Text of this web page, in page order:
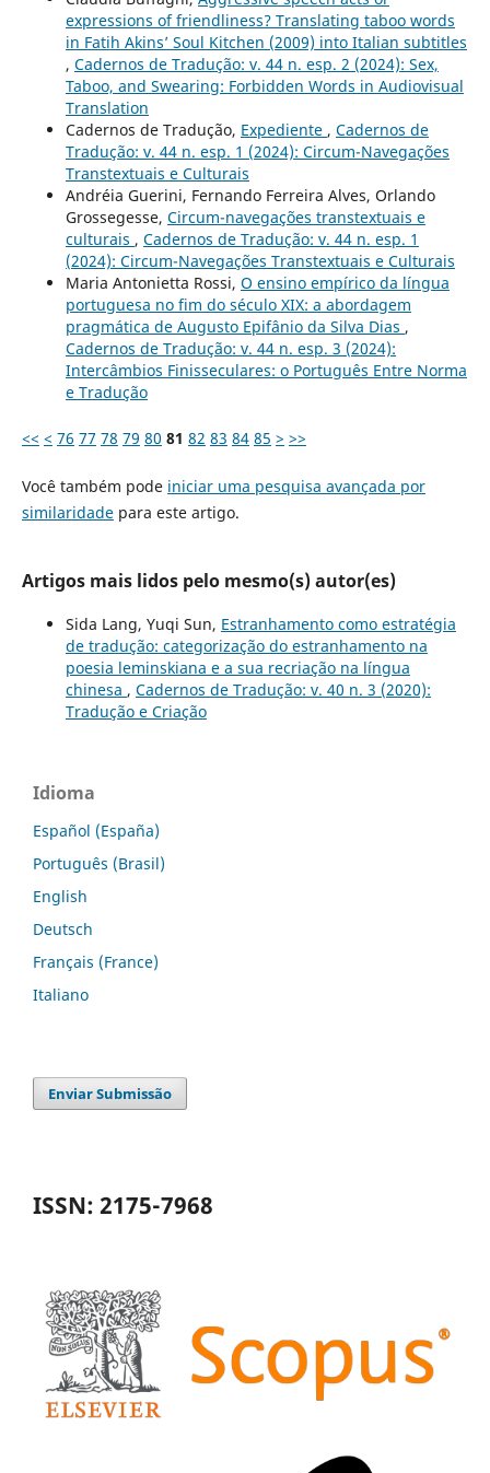
expressions of friendliness? Translating taboo words
in Fatih Akins’ Soul Kitchen (2009) into Italian subtitles
, Cadernos de Tradução: v. 44 n. esp. 2 (2024): Sex,
Taboo, and Swearing: Forbidden Words in Audiovisual
Translation
Cadernos de Tradução, Expediente , Cadernos de
Tradução: v. 44 n. esp. 1 (2024): Circum-Navegações
Transtextuais e Culturais
Andréia Guerini, Fernando Ferreira Alves, Orlando
Grossegesse, Circum-navegações transtextuais e
culturais , Cadernos de Tradução: v. 44 n. esp. 1
(2024): Circum-Navegações Transtextuais e Culturais
Maria Antonietta Rossi, O ensino empírico da língua
portuguesa no fim do século XIX: a abordagem
pragmática de Augusto Epifânio da Silva Dias ,
Cadernos de Tradução: v. 44 n. esp. 3 (2024):
Intercâmbios Finisseculares: o Português Entre Norma
e Tradução
<< < 76 77 78 79 80 81 82 83 84 85 > >>
Você também pode iniciar uma pesquisa avançada por
similaridadepara este artigo.
Artigos mais lidos pelo mesmo(s) autor(es)
Sida Lang, Yuqi Sun, Estranhamento como estratégia
de tradução: categorização do estranhamento na
poesia leminskiana e a sua recriação na língua
chinesa , Cadernos de Tradução: v. 40 n. 3 (2020):
Tradução e Criação
Idioma
Español (España)
Português (Brasil)
English
Deutsch
Français (France)
Italiano
Enviar Submissão
ISSN: 2175-7968